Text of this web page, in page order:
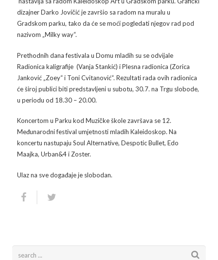
Video 2013
Video 2014
Video 2016
Video 2017
Video 2018
Galerija 2012
Galerija 2013
Galerija 2015
Galerija 2016
Galerija 2017
Galerija 2018
Arhiva
dizajner Darko Jovičić je završio sa radom na muralu u
Gradskom parku, tako da će se moći pogledati njegov rad pod
nazivom „Milky way“.
Prethodnih dana festivala u Domu mladih su se odvijale
Radionica kaligrafije (Vanja Stankić) i Plesna radionica (Zorica
Janković „Zoey“ i Toni Cvitanović“. Rezultati rada ovih radionica
će široj publici biti predstavljeni u subotu, 30.7. na Trgu slobode,
u periodu od 18.30 – 20.00.
Koncertom u Parku kod Muzičke škole završava se 12.
Međunarodni festival umjetnosti mladih Kaleidoskop. Na
koncertu nastupaju Soul Alternative, Despotic Bullet, Edo
Maajka, Urban&4 i Zoster.
Ulaz na sve događaje je slobodan.